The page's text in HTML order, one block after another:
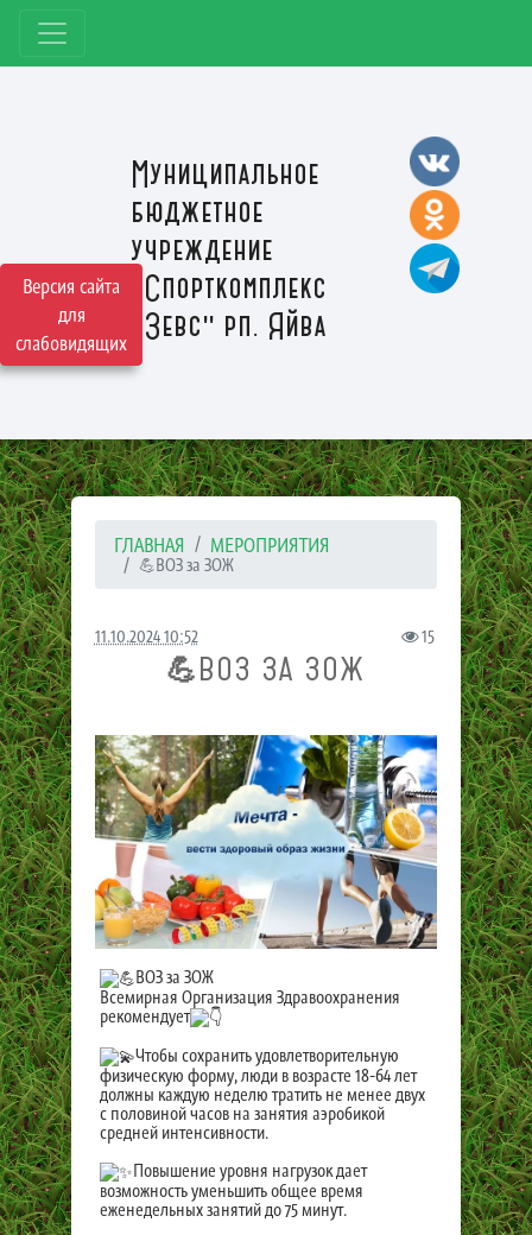
Версия сайта
для
слабовидящих
Муниципальное
бюджетное
учреждение
"Спорткомплекс
"Зевс" рп. Яйва
ГЛАВНАЯ МЕРОПРИЯТИЯ
💪ВОЗ за ЗОЖ
11.10.2024 10:52 15
💪ВОЗ ЗА ЗОЖ
ВОЗ за ЗОЖ
Всемирная Организация Здравоохранения
рекомендует
Чтобы сохранить удовлетворительную
физическую форму, люди в возрасте 18-64 лет
должны каждую неделю тратить не менее двух
с половиной часов на занятия аэробикой
средней интенсивности.
Повышение уровня нагрузок дает
возможность уменьшить общее время
еженедельных занятий до 75 минут.